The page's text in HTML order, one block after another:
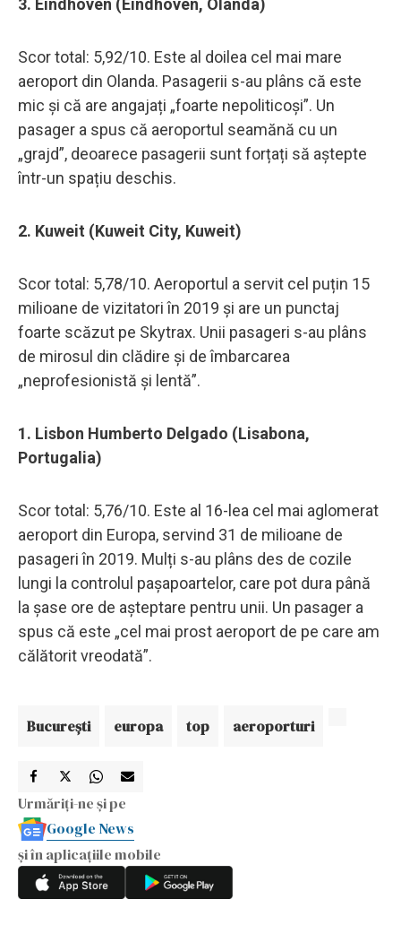
Scor total: 5,92/10. Este al doilea cel mai mare
aeroport din Olanda. Pasagerii s-au plâns că este
mic și că are angajați „foarte nepoliticoși”. Un
pasager a spus că aeroportul seamănă cu un
„grajd”, deoarece pasagerii sunt forțați să aștepte
într-un spațiu deschis.
2. Kuweit (Kuweit City, Kuweit)
Scor total: 5,78/10. Aeroportul a servit cel puțin 15
milioane de vizitatori în 2019 și are un punctaj
foarte scăzut pe Skytrax. Unii pasageri s-au plâns
de mirosul din clădire și de îmbarcarea
„neprofesionistă și lentă”.
1. Lisbon Humberto Delgado (Lisabona,
Portugalia)
Scor total: 5,76/10. Este al 16-lea cel mai aglomerat
aeroport din Europa, servind 31 de milioane de
pasageri în 2019. Mulți s-au plâns des de cozile
lungi la controlul pașapoartelor, care pot dura până
la șase ore de așteptare pentru unii. Un pasager a
spus că este „cel mai prost aeroport de pe care am
călătorit vreodată”.
Bucureşti europa top aeroporturi
Urmăriți-ne și pe
Google News
și în aplicațiile mobile